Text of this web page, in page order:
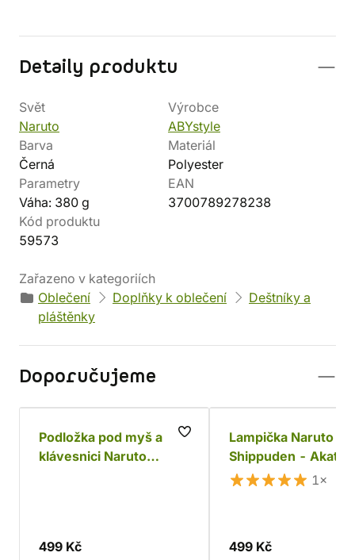
Detaily produktu
Svět
Naruto
Výrobce
ABYstyle
Barva
Černá
Materiál
Polyester
Parametry
Váha: 380 g
EAN
3700789278238
Kód produktu
59573
Zařazeno v kategoriích
Oblečení
Doplňky k oblečení
Deštníky a
pláštěnky
Doporučujeme
Podložka pod myš a
klávesnici Naruto
499 Kč
Lampička Naruto
Shippuden -
Cloud
1×
499 Kč